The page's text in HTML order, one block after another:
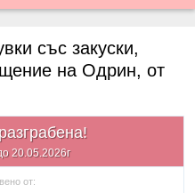
със закуски,
на Одрин, от
20.05.2026г
от: